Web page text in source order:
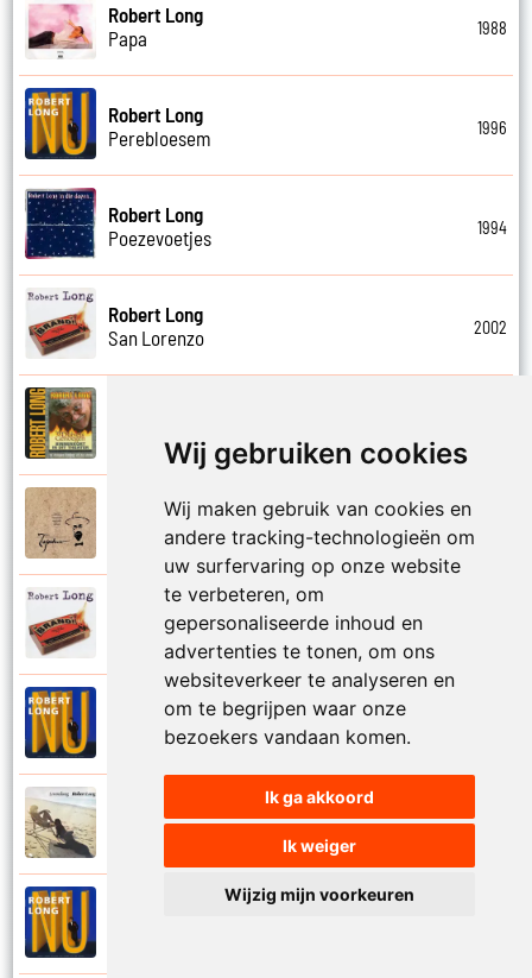
Wij gebruiken cookies
Wij maken gebruik van cookies en
andere tracking-technologieën om
uw surfervaring op onze website
te verbeteren, om
gepersonaliseerde inhoud en
advertenties te tonen, om ons
websiteverkeer te analyseren en
om te begrijpen waar onze
bezoekers vandaan komen.
Ik ga akkoord
Ik weiger
Wijzig mijn voorkeuren
Robert Long
Papa
1988
Robert Long
Perebloesem
1996
Robert Long
Poezevoetjes
1994
Robert Long
San Lorenzo
2002
Schathemelrijk
Tsjechov (Musical)
Schrappen
Seizoenen
Robert Long
Robert Long